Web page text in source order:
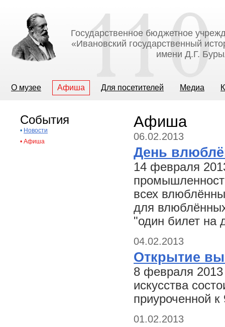
Государственное бюджетное
«Ивановский государственный
имени Д.Г.
О музее Афиша Для посетителей Медиа
События
• Новости
• Афиша
Афиша
06.02.2013
День
14 февраля
всех
для
"один билет на
04.02.2013
Открытие
8 февраля
искусства
приуроченной
01.02.2013